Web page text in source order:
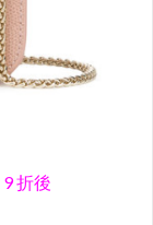
9 折後